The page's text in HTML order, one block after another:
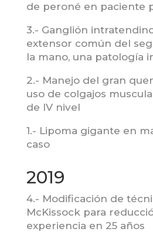
de peroné en paciente
3.- Ganglión
extensor común del
la mano, una patología
2.- Manejo del gran
uso de colgajos
de IV nivel
1.- Lipoma gigante en
caso
2019
4.- Modificación de
McKissock para
experiencia en 25 años